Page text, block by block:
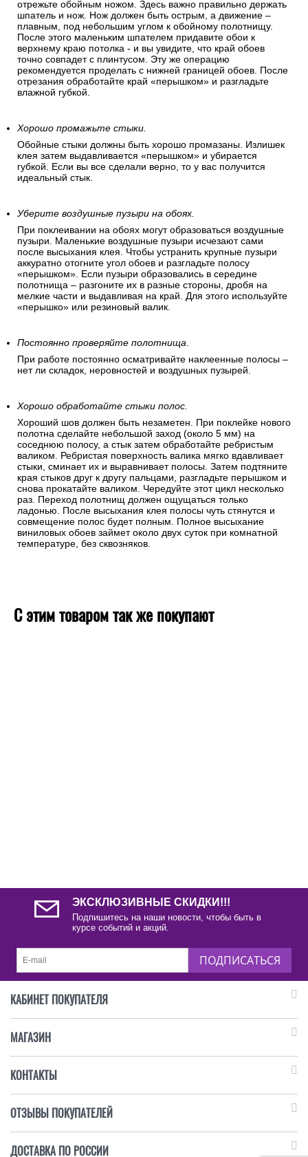
Отрежьте верхнюю часть полотна. (задел).
Сначала продавите место соприкосновения обоев с
границей потолка. Большим шпателем подоприте полосу к
плинтусу. Плотно прижмите нахлест полосы и ровно
отрежьте обойным ножом. Здесь важно правильно держать
шпатель и нож. Нож должен быть острым, а движение –
плавным, под небольшим углом к обойному полотнищу.
верхнему краю потолка - и вы увидите, что край обоев
точно совпадет с плинтусом. Эту же операцию
рекомендуется проделать с нижней границей обоев. После
отрезания обработайте край «перышком» и разгладьте
влажной губкой.
Обойные стыки должны быть хорошо промазаны. Излишек
клея затем выдавливается «перышком» и убирается
губкой. Если вы все сделали верно, то у вас получится
идеальный стык.
Уберите воздушные пузыри на обоях.
При поклеивании на обоях могут образоваться воздушные
пузыри. Маленькие воздушные пузыри исчезают сами
аккуратно отогните угол обоев и разгладьте полосу
«перышком». Если пузыри образовались в середине
полотнища – разгоните их в разные стороны, дробя на
мелкие части и выдавливая на край. Для этого используйте
Постоянно проверяйте полотнища
При работе постоянно осматривайте наклеенные полосы –
нет ли складок, неровностей и воздушных пузырей.
Хорошо обработайте стыки полос.
Хороший шов должен быть незаметен. При поклейке нового
полотна сделайте небольшой заход (около 5 мм) на
соседнюю полосу, а стык затем обработайте ребристым
валиком. Ребристая поверхность валика мягко вдавливает
стыки, сминает их и выравнивает полосы. Затем подтяните
края стыков друг к другу пальцами, разгладьте перышком и
виниловых обоев займет около двух суток при комнатной
температуре, без сквозняков.
ЭКСКЛЮЗИВНЫЕ СКИДКИ!!!
Подпишитесь на наши новости, чтобы быть в
курсе событий и акций.
КАБИНЕТ ПОКУПАТЕЛЯ
МАГАЗИН
КОНТАКТЫ